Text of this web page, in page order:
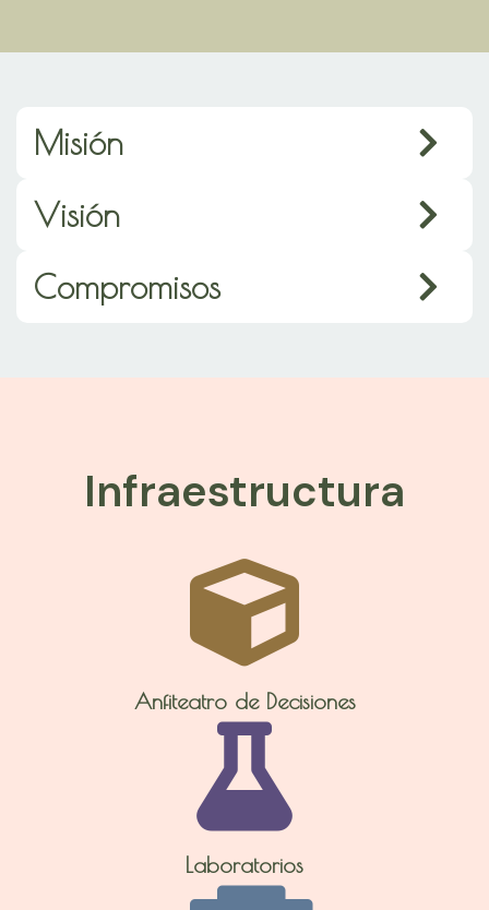
Misión
Visión
Compromisos
Infraestructura
Anfiteatro de Decisiones
Laboratorios